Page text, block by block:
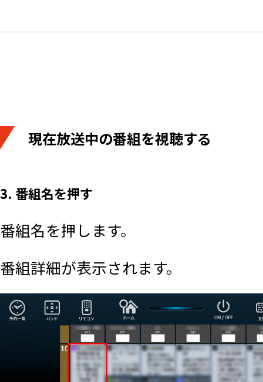
​現在放送中の番組を視聴する
3. 番組名を押す
番組名を押します。
番組詳細が表示されます。